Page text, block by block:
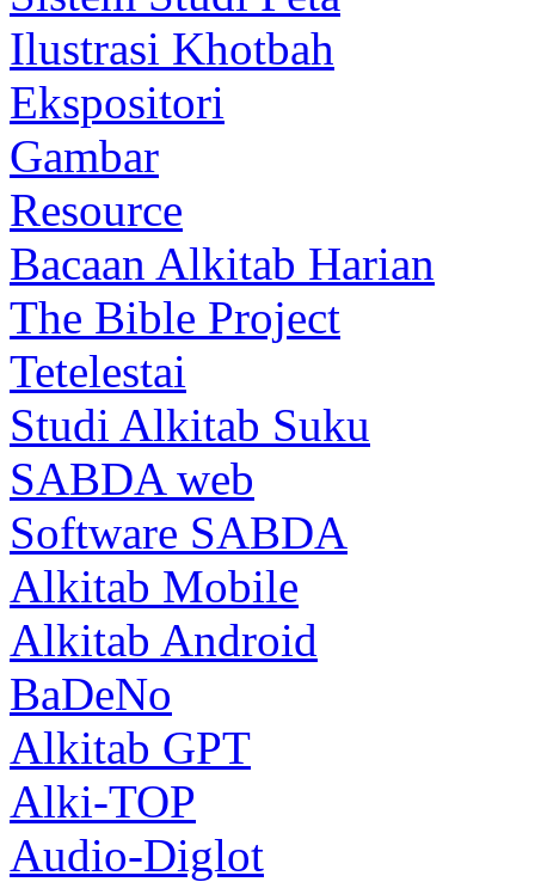
Ilustrasi Khotbah
Ekspositori
Gambar
Resource
Bacaan Alkitab Harian
The Bible Project
Tetelestai
Studi Alkitab Suku
SABDA web
Software SABDA
Alkitab Mobile
Alkitab Android
BaDeNo
Alkitab GPT
Alki-TOP
Audio-Diglot